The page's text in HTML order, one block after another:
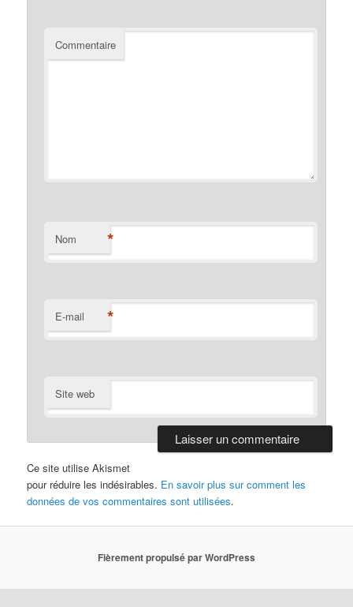
Commentaire
Nom *
E-mail *
Site web
Ce site utilise Akismet
pour réduire les indésirables. En savoir plus sur comment les
données de vos commentaires sont utilisées.
Fièrement propulsé par WordPress